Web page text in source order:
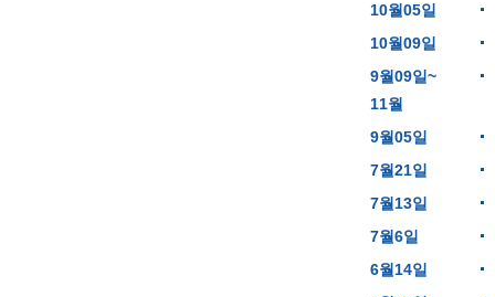
10월05일
10월09일
9월09일~
11월
9월05일
7월21일
7월13일
7월6일
6월14일